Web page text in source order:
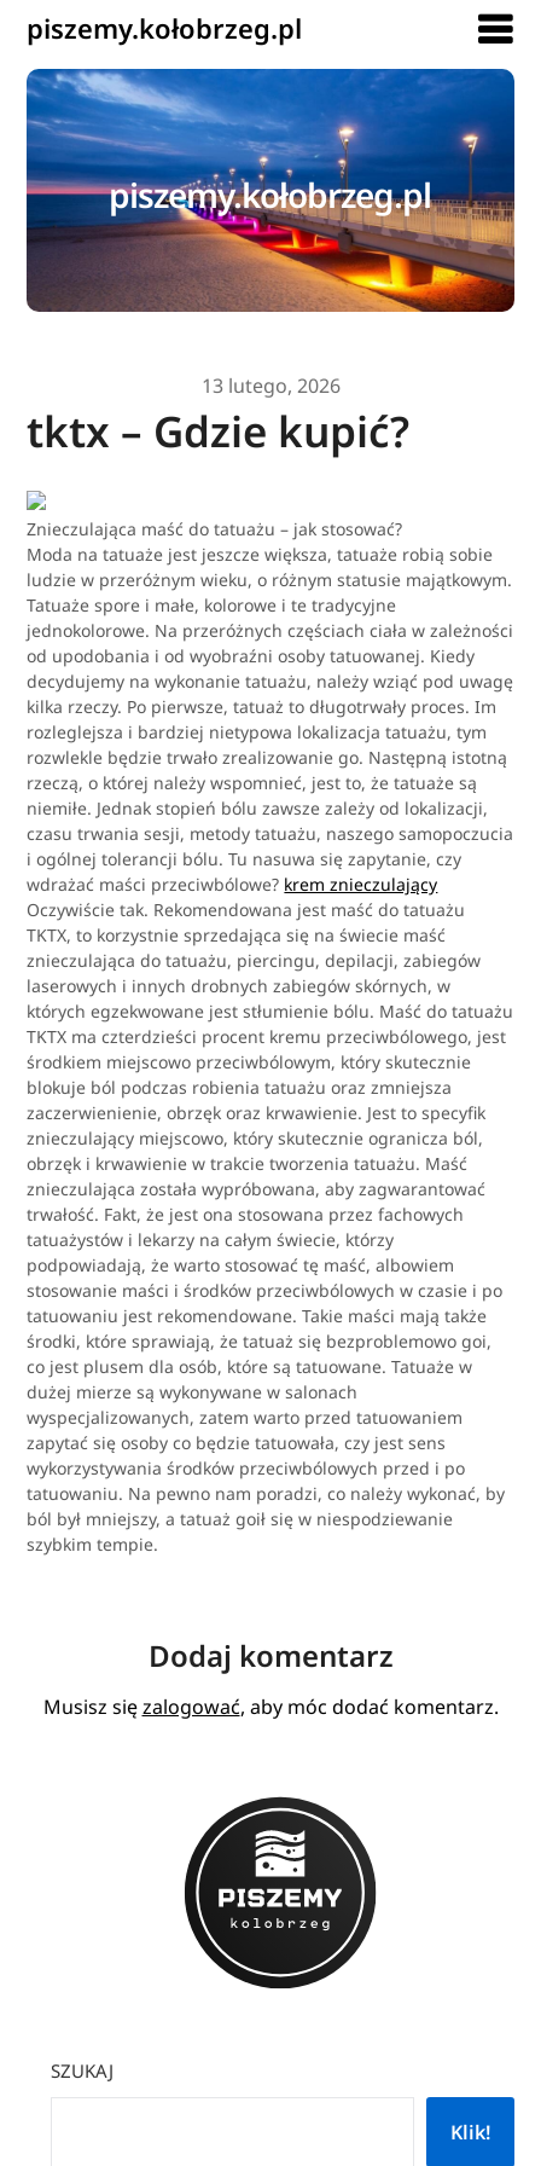
piszemy.kołobrzeg.pl
piszemy.kołobrzeg.pl
13 lutego, 2026
tktx – Gdzie kupić?
Znieczulająca maść do tatuażu – jak stosować?
Moda na tatuaże jest jeszcze większa, tatuaże robią sobie
ludzie w przeróżnym wieku, o różnym statusie majątkowym.
Tatuaże spore i małe, kolorowe i te tradycyjne
jednokolorowe. Na przeróżnych częściach ciała w zależności
od upodobania i od wyobraźni osoby tatuowanej. Kiedy
decydujemy na wykonanie tatuażu, należy wziąć pod uwagę
kilka rzeczy. Po pierwsze, tatuaż to długotrwały proces. Im
rozleglejsza i bardziej nietypowa lokalizacja tatuażu, tym
rozwlekle będzie trwało zrealizowanie go. Następną istotną
rzeczą, o której należy wspomnieć, jest to, że tatuaże są
niemiłe. Jednak stopień bólu zawsze zależy od lokalizacji,
czasu trwania sesji, metody tatuażu, naszego samopoczucia
i ogólnej tolerancji bólu. Tu nasuwa się zapytanie, czy
wdrażać maści przeciwbólowe? krem znieczulający
Oczywiście tak. Rekomendowana jest maść do tatuażu
TKTX, to korzystnie sprzedająca się na świecie maść
znieczulająca do tatuażu, piercingu, depilacji, zabiegów
laserowych i innych drobnych zabiegów skórnych, w
których egzekwowane jest stłumienie bólu. Maść do tatuażu
TKTX ma czterdzieści procent kremu przeciwbólowego, jest
środkiem miejscowo przeciwbólowym, który skutecznie
blokuje ból podczas robienia tatuażu oraz zmniejsza
zaczerwienienie, obrzęk oraz krwawienie. Jest to specyfik
znieczulający miejscowo, który skutecznie ogranicza ból,
obrzęk i krwawienie w trakcie tworzenia tatuażu. Maść
znieczulająca została wypróbowana, aby zagwarantować
trwałość. Fakt, że jest ona stosowana przez fachowych
tatuażystów i lekarzy na całym świecie, którzy
podpowiadają, że warto stosować tę maść, albowiem
stosowanie maści i środków przeciwbólowych w czasie i po
tatuowaniu jest rekomendowane. Takie maści mają także
środki, które sprawiają, że tatuaż się bezproblemowo goi,
co jest plusem dla osób, które są tatuowane. Tatuaże w
dużej mierze są wykonywane w salonach
wyspecjalizowanych, zatem warto przed tatuowaniem
zapytać się osoby co będzie tatuowała, czy jest sens
wykorzystywania środków przeciwbólowych przed i po
tatuowaniu. Na pewno nam poradzi, co należy wykonać, by
ból był mniejszy, a tatuaż goił się w niespodziewanie
szybkim tempie.
Dodaj komentarz
Musisz sięzalogować, aby móc dodać komentarz.
SZUKAJ
Klik!